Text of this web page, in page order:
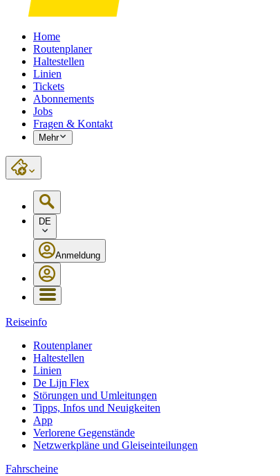
Home
Routenplaner
Haltestellen
Linien
Tickets
Abonnements
Jobs
Fragen & Kontakt
Mehr
DE
Anmeldung
Reiseinfo
Routenplaner
Haltestellen
Linien
De Lijn Flex
Störungen und Umleitungen
Tipps, Infos und Neuigkeiten
App
Verlorene Gegenstände
Netzwerkpläne und Gleiseinteilungen
Fahrscheine